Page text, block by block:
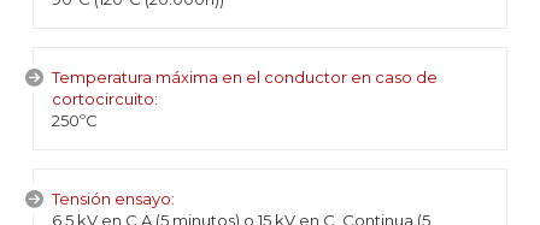
Temperatura máxima en el conductor en caso de
cortocircuito:
250ºC
Tensión ensayo:
6,5 kV en C.A (5 minutos) o 15 kV en C. Continua (5